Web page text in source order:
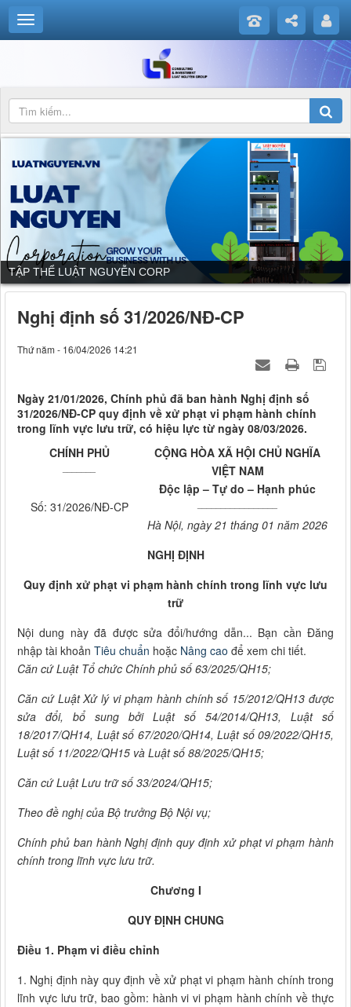
DỊCH VỤ CỦA LUẬT NGUYỄN CORP
Nghị định số 31/2026/NĐ-CP
Thứ năm - 16/04/2026 14:21
Ngày 21/01/2026, Chính phủ đã ban hành Nghị định số
31/2026/NĐ-CP quy định về xử phạt vi phạm hành chính
trong lĩnh vực lưu trữ, có hiệu lực từ ngày 08/03/2026.
CHÍNH PHỦ
Số: 31/2026/NĐ-CP
CỘNG HÒA XÃ HỘI CHỦ NGHĨA
VIỆT NAM
Độc lập – Tự do – Hạnh phúc
Hà Nội, ngày 21 tháng 01 năm 2026
NGHỊ ĐỊNH
Quy định xử phạt vi phạm hành chính trong lĩnh vực lưu
trữ
Nội dung này đã được sửa đổi/hướng dẫn... Bạn cần Đăng
nhập tài khoản Tiêu chuẩn hoặc Nâng cao để xem chi tiết.
Căn cứ Luật Tổ chức Chính phủ số 63/2025/QH15;
Căn cứ Luật Xử lý vi phạm hành chính số 15/2012/QH13 được
sửa đổi, bổ sung bởi Luật số 54/2014/QH13, Luật số
18/2017/QH14, Luật số 67/2020/QH14, Luật số 09/2022/QH15,
Luật số 11/2022/QH15 và Luật số 88/2025/QH15;
Căn cứ Luật Lưu trữ số 33/2024/QH15;
Theo đề nghị của Bộ trưởng Bộ Nội vụ;
Chính phủ ban hành Nghị định quy định xử phạt vi phạm hành
chính trong lĩnh vực lưu trữ.
Chương I
QUY ĐỊNH CHUNG
Điều 1. Phạm vi điều chỉnh
1. Nghị định này quy định về xử phạt vi phạm hành chính trong
lĩnh vực lưu trữ, bao gồm: hành vi vi phạm hành chính về thực